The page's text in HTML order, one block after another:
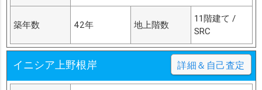
築年数 42年 地上階数
11階建て /
SRC
イニシア上野根岸 詳細＆自己査定